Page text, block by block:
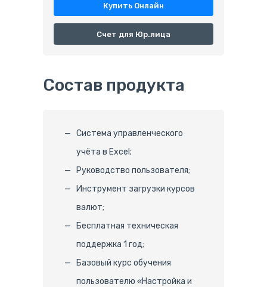
Купить Онлайн
Счет для Юр.лица
Состав продукта
Система управленческого
учёта в Excel;
Руководство пользователя;
Инструмент загрузки курсов
валют;
Бесплатная техническая
поддержка 1 год;
Базовый курс обучения
пользователю «Настройка и